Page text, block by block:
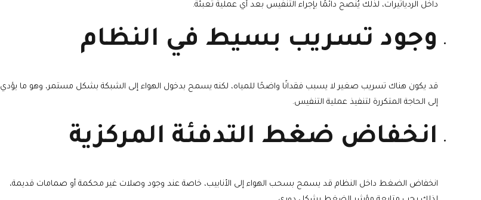
داخل الردياتيرات، لذلك يُنصح دائمًا بإجراء التنفيس بعد أي عملية تعبئة.
وجود تسريب بسيط في النظام
قد يكون هناك تسريب صغير لا يسبب فقدانًا واضحًا للمياه، لكنه يسمح بدخول الهواء إلى الشبكة بشكل مستمر، وهو ما يؤدي
إلى الحاجة المتكررة لتنفيذ عملية التنفيس.
انخفاض ضغط التدفئة المركزية
انخفاض الضغط داخل النظام قد يسمح بسحب الهواء إلى الأنابيب، خاصة عند وجود وصلات غير محكمة أو صمامات قديمة،